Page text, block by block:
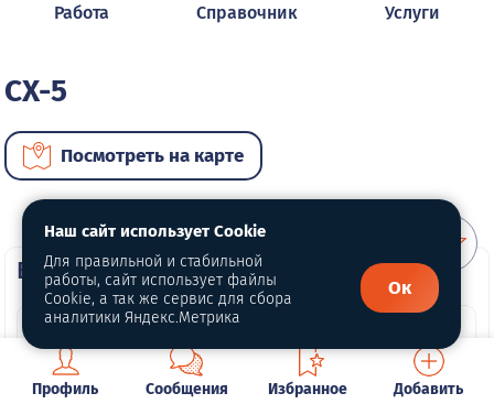
Работа Справочник Услуги
CX-5
Посмотреть на карте
ВИП автомобили
Профиль Сообщения Избранное Добавить
Наш сайт использует Cookie
Для правильной и стабильной
работы, сайт использует файлы
Cookie, а так же сервис для сбора
аналитики Яндекс.Метрика
Ок